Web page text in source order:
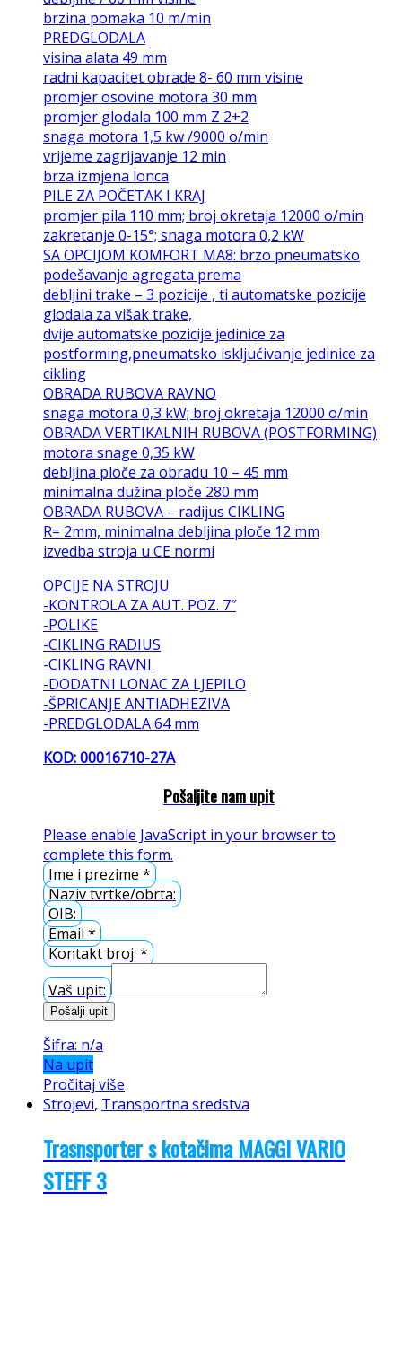
brzina pomaka 10 m/min
PREDGLODALA
visina alata 49 mm
radni kapacitet obrade 8- 60 mm visine
promjer osovine motora 30 mm
promjer glodala 100 mm Z 2+2
snaga motora 1,5 kw /9000 o/min
vrijeme zagrijavanje 12 min
brza izmjena lonca
PILE ZA POČETAK I KRAJ
promjer pila 110 mm; broj okretaja 12000 o/min
zakretanje 0-15°; snaga motora 0,2 kW
SA OPCIJOM KOMFORT MA8: brzo pneumatsko
podešavanje agregata prema
debljini trake – 3 pozicije , ti automatske pozicije
glodala za višak trake,
dvije automatske pozicije jedinice za
postforming,pneumatsko iskljućivanje jedinice za
cikling
OBRADA RUBOVA RAVNO
snaga motora 0,3 kW; broj okretaja 12000 o/min
OBRADA VERTIKALNIH RUBOVA (POSTFORMING)
motora snage 0,35 kW
debljina ploče za obradu 10 – 45 mm
minimalna dužina ploče 280 mm
OBRADA RUBOVA – radijus CIKLING
R= 2mm, minimalna debljina ploče 12 mm
izvedba stroja u CE normi
OPCIJE NA STROJU
-KONTROLA ZA AUT. POZ. 7″
-POLIKE
-CIKLING RADIUS
-CIKLING RAVNI
-DODATNI LONAC ZA LJEPILO
-ŠPRICANJE ANTIADHEZIVA
-PREDGLODALA 64 mm
KOD: 00016710-27A
Pošaljite nam upit
Please enable JavaScript in your browser to
complete this form.
Ime i prezime *
Naziv tvrtke/obrta:
OIB:
Email *
Kontakt broj: *
Vaš upit:
Pošalji upit
Šifra: n/a
Na upit
Pročitaj više
Strojevi, Transportna sredstva
Trasnsporter s kotačima MAGGI VARIO
STEFF 3